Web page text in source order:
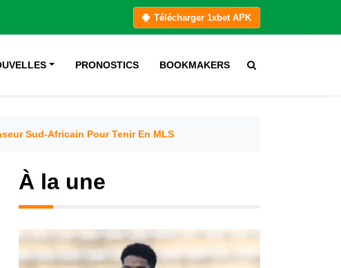
Télécharger 1xbet APK
PRONOSTICS BOOKMAKERS
Sud-Africain Pour Tenir En MLS
À la une